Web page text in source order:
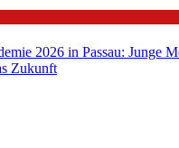
2026 in Passau: Junge
Zukunft